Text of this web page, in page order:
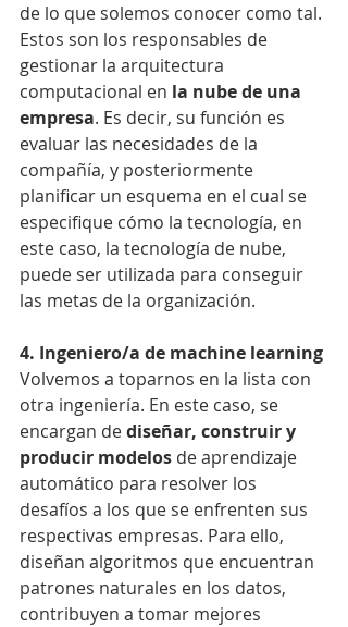
de lo que solemos conocer como tal.
Estos son los responsables de
gestionar la arquitectura
computacional en la nube de una
empresa. Es decir, su función es
evaluar las necesidades de la
compañía, y posteriormente
planificar un esquema en el cual se
especifique cómo la tecnología, en
este caso, la tecnología de nube,
puede ser utilizada para conseguir
las metas de la organización.
4. Ingeniero/a de machine learning
Volvemos a toparnos en la lista con
otra ingeniería. En este caso, se
encargan de diseñar, construir y
producir modelos de aprendizaje
automático para resolver los
desafíos a los que se enfrenten sus
respectivas empresas. Para ello,
diseñan algoritmos que encuentran
patrones naturales en los datos,
contribuyen a tomar mejores